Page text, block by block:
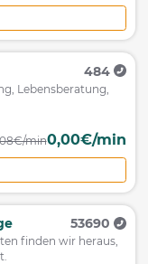
484
Lebensberatung,
min0,00€/min
53690
finden wir heraus,